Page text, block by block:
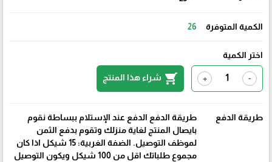
الكمية المتوفرة 26
اختر الكمية
-
+
shopping_cart شراء هذا المنتج
طريقة الدفع
طريقة الدفع الدفع عند الإستلام ببساطة نقوم
بايصال المنتج لغاية منزلك وتقوم بدفع الثمن
لموظف التوصيل. الضفة الغربية: 15 شيكل اذا كان
مجموع طلباتك اقل من 100 شيكل ويكون التوصيل